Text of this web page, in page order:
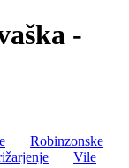
-
Robinzonske
Vile